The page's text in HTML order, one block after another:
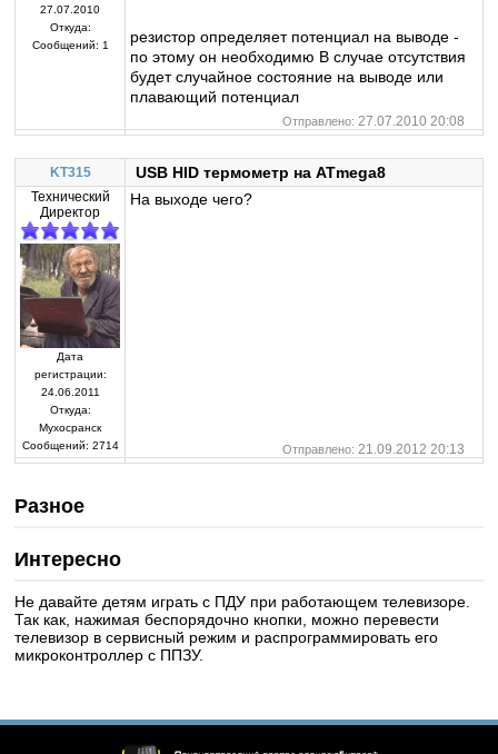
27.07.2010
Откуда:
Сообщений: 1
резистор определяет потенциал на выводе -
по этому он необходимю В случае отсутствия
будет случайное состояние на выводе или
плавающий потенциал
Отправлено: 27.07.2010 20:08
KT315 USB HID термометр на ATmega8
Технический
Директор
Дата
регистрации:
24.06.2011
Откуда:
Мухосранск
Сообщений: 2714
На выходе чего?
Отправлено: 21.09.2012 20:13
Разное
Интересно
Не давайте детям играть с ПДУ при работающем телевизоре.
Так как, нажимая беспорядочно кнопки, можно перевести
телевизор в сервисный режим и распрограммировать его
микроконтроллер с ППЗУ.